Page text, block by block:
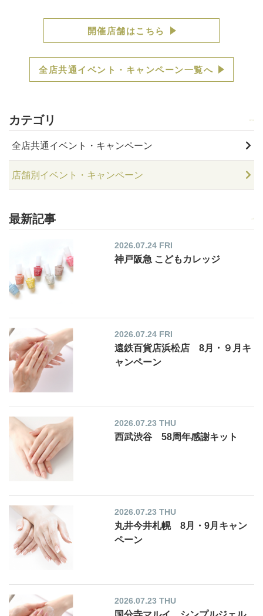
開催店舗はこちら
全店共通イベント・キャンペーン一覧へ
カテゴリ
全店共通イベント・キャンペーン
店舗別イベント・キャンペーン
最新記事
2026.07.24 FRI
神戸阪急 こどもカレッジ
2026.07.24 FRI
遠鉄百貨店浜松店 8月・９月キ
ャンペーン
2026.07.23 THU
西武渋谷 58周年感謝キット
2026.07.23 THU
丸井今井札幌 8月・9月キャン
ペーン
2026.07.23 THU